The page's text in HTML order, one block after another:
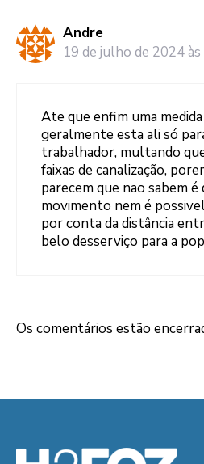
Andre
19 de julho de 2024 às
Ate que enfim uma
geralmente esta ali só
trabalhador, multando
faixas de canalização,
parecem que nao sabem é
movimento nem é
por conta da distância
belo desserviço para a
Os comentários estão